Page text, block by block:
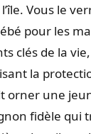
Vous le
pour les
clés de la
la
orner une
fidèle qui